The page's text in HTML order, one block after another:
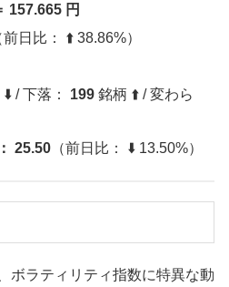
157.665 円
前日比： ⬆️ 38.86%）
/ 下落： 199 銘柄 ⬆️ / 変わら
25.50 （前日比： ⬇️ 13.50%）
ボラティリティ指数に特異な動